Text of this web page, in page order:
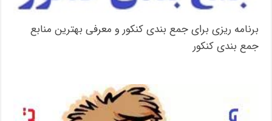
برنامه ریزی برای جمع بندی کنکور و معرفی بهترین منابع
جمع بندی کنکور